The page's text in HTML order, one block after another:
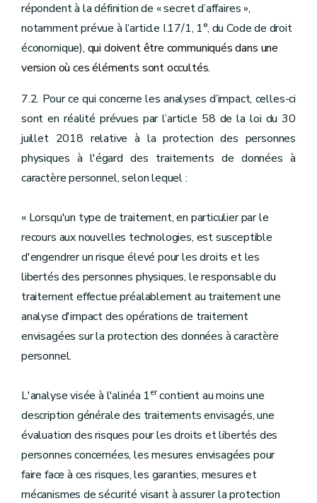
répondent à la définition de « secret d’affaires »,
notamment prévue à l’article I.17/1, 1°, du Code de droit
économique), qui doivent être communiqués dans une
version où ces éléments sont occultés.
7.2. Pour ce qui concerne les analyses d’impact, celles-ci
sont en réalité prévues par l’article 58 de la loi du 30
juillet 2018 relative à la protection des personnes
physiques à l'égard des traitements de données à
caractère personnel, selon lequel :
« Lorsqu'un type de traitement, en particulier par le
recours aux nouvelles technologies, est susceptible
d'engendrer un risque élevé pour les droits et les
libertés des personnes physiques, le responsable du
traitement effectue préalablement au traitement une
analyse d'impact des opérations de traitement
envisagées sur la protection des données à caractère
personnel.
L'analyse visée à l'alinéa 1ercontient au moins une
description générale des traitements envisagés, une
évaluation des risques pour les droits et libertés des
personnes concernées, les mesures envisagées pour
faire face à ces risques, les garanties, mesures et
mécanismes de sécurité visant à assurer la protection